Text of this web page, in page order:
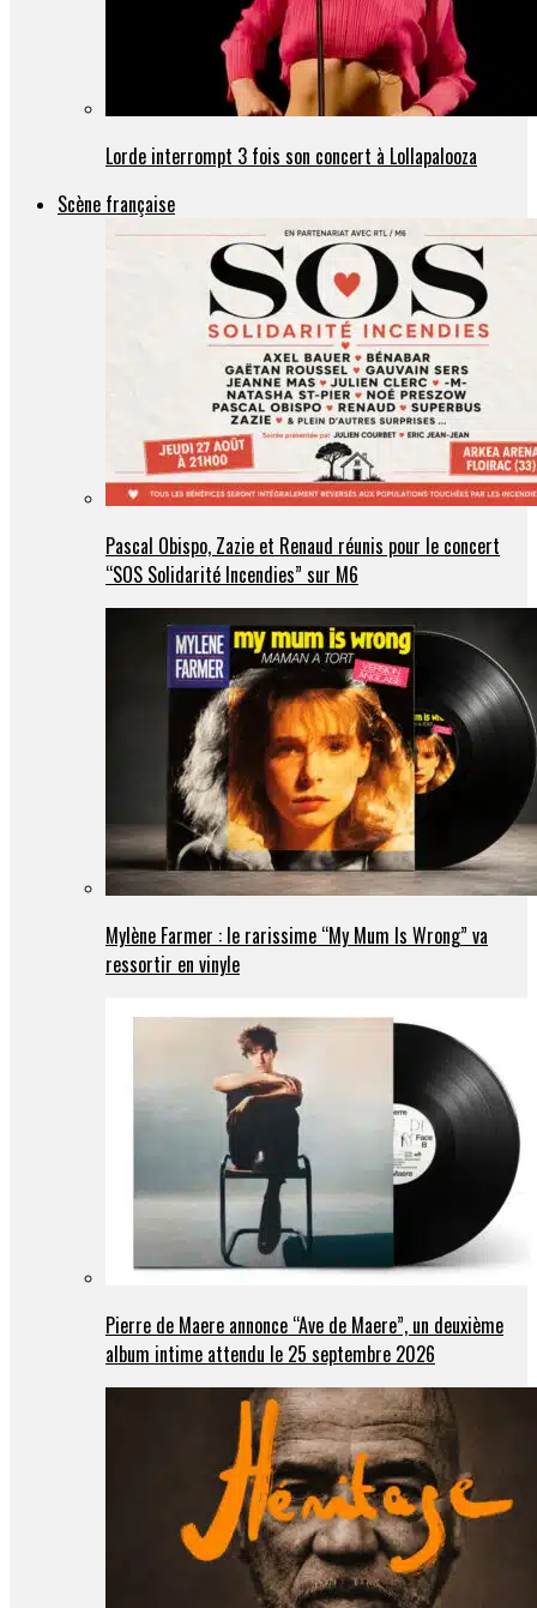
Lorde interrompt 3 fois son concert à Lollapalooza
Scène française
Pascal Obispo, Zazie et Renaud réunis pour le concert
“SOS Solidarité Incendies” sur M6
Mylène Farmer : le rarissime “My Mum Is Wrong” va
ressortir en vinyle
Pierre de Maere annonce “Ave de Maere”, un deuxième
album intime attendu le 25 septembre 2026